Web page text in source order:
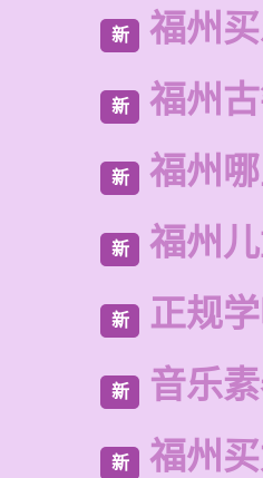
新 福州
新 福州
新 福州
新 福州
新 正规
新 音乐
新 福州